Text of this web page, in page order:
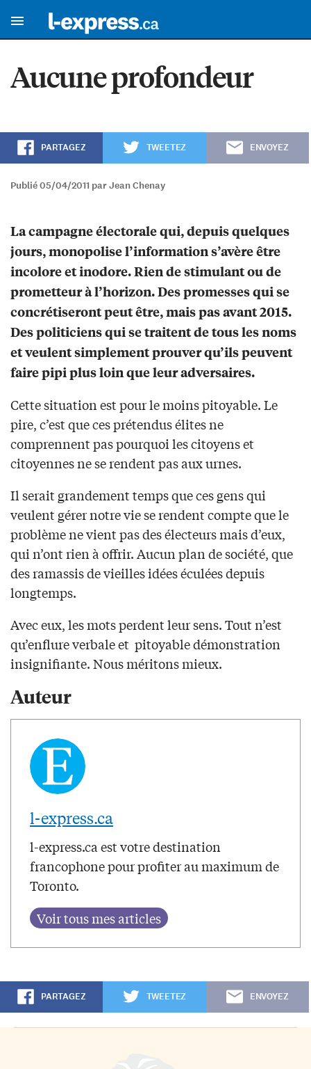
Aucune profondeur
PARTAGEZ TWEETEZ ENVOYEZ
Publié 05/04/2011 par Jean Chenay
La campagne électorale qui, depuis quelques
jours, monopolise l’information s’avère être
incolore et inodore. Rien de stimulant ou de
prometteur à l’horizon. Des promesses qui se
concrétiseront peut être, mais pas avant 2015.
Des politiciens qui se traitent de tous les noms
et veulent simplement prouver qu’ils peuvent
faire pipi plus loin que leur adversaires.
Cette situation est pour le moins pitoyable. Le
pire, c’est que ces prétendus élites ne
comprennent pas pourquoi les citoyens et
citoyennes ne se rendent pas aux urnes.
Il serait grandement temps que ces gens qui
veulent gérer notre vie se rendent compte que le
problème ne vient pas des électeurs mais d’eux,
qui n’ont rien à offrir. Aucun plan de société, que
des ramassis de vieilles idées éculées depuis
longtemps.
Avec eux, les mots perdent leur sens. Tout n’est
qu’enflure verbale et pitoyable démonstration
insignifiante. Nous méritons mieux.
Auteur
l-express.ca
l-express.ca est votre destination
francophone pour profiter au maximum de
Toronto.
PARTAGEZ TWEETEZ ENVOYEZ